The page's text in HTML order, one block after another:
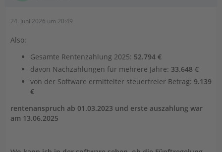
24. Juni 2026 um 20:49
Also:
Gesamte Rentenzahlung 2025: 52.794 €
davon Nachzahlungen für mehrere Jahre: 33.648 €
von der Software ermittelter steuerfreier Betrag: 9.139
€
rentenanspruch ab 01.03.2023 und erste auszahlung war
am 13.06.2025